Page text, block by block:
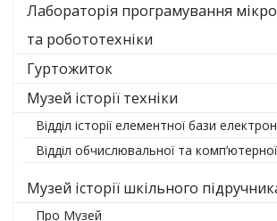
Лабораторія програмування
та робототехніки
Гуртожиток
Музей історії техніки
Відділ історії елементної бази
Відділ обчислювальної та
Музей історії шкільного
Про Музей